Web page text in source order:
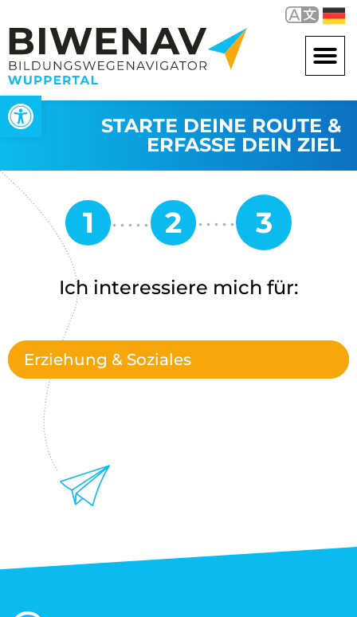
Werkzeugleiste öffnen
STARTE DEINE ROUTE &
ERFASSE DEIN ZIEL
Ich interessiere mich für:
Erziehung & Soziales